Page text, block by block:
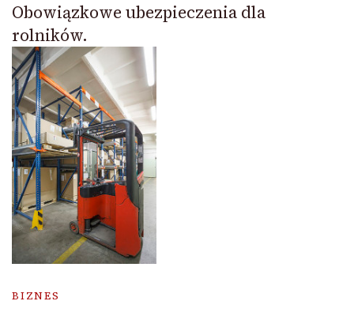
Obowiązkowe ubezpieczenia dla
rolników.
BIZNES